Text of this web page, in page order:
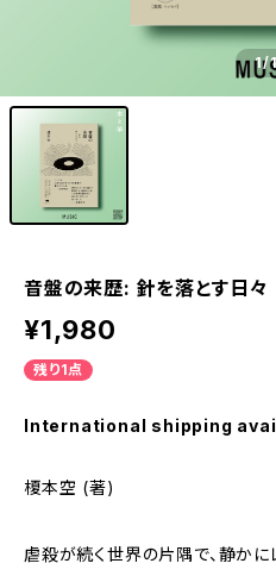
1/
音盤の来歴: 針を落とす日々
¥1,980
残り1点
International shipping
榎本空 (著)
虐殺が続く世界の片隅で、静かに